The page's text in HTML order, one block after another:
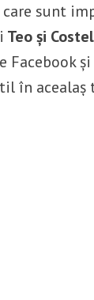
sunt
Teo și Costel
Facebook
în acealaș